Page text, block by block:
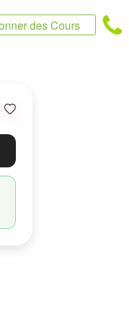
des Cours